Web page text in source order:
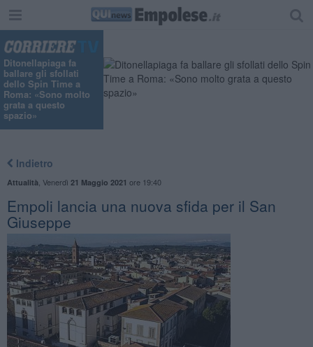
Ditonellapiaga fa
ballare gli sfollati
dello Spin Time a
Roma: «Sono molto
grata a questo
spazio»
Indietro
Attualità Venerdì 21 Maggio 2021 ore 19:40
Empoli lancia una nuova sfida per il San
Giuseppe